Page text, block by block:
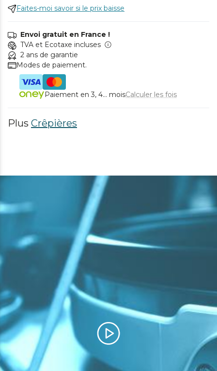
Faites-moi savoir si le prix baisse
Envoi gratuit en France !
TVA et Ecotaxe incluses
2 ans de garantie
Modes de paiement.
Paiement en 3, 4... moisCalculer les fois
Plus Crêpières